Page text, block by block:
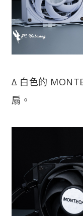
∆ 白色的
扇。